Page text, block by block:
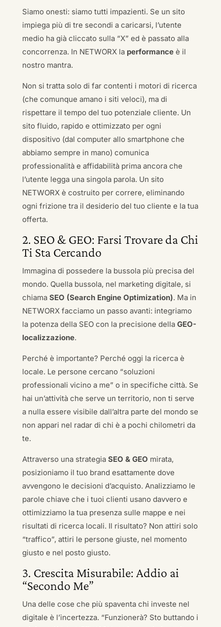
Siamo onesti: siamo tutti impazienti. Se un sito
impiega più di tre secondi a caricarsi, l’utente
medio ha già cliccato sulla “X” ed è passato alla
concorrenza. In NETWORX la performanceè il
nostro mantra.
Non si tratta solo di far contenti i motori di ricerca
(che comunque amano i siti veloci), ma di
rispettare il tempo del tuo potenziale cliente. Un
sito fluido, rapido e ottimizzato per ogni
dispositivo (dal computer allo smartphone che
abbiamo sempre in mano) comunica
professionalità e affidabilità prima ancora che
l’utente legga una singola parola. Un sito
NETWORX è costruito per correre, eliminando
ogni frizione tra il desiderio del tuo cliente e la tua
offerta.
2. SEO & GEO: Farsi Trovare da Chi
Ti Sta Cercando
Immagina di possedere la bussola più precisa del
mondo. Quella bussola, nel marketing digitale, si
chiama SEO (Search Engine Optimization). Ma in
NETWORX facciamo un passo avanti: integriamo
la potenza della SEO con la precisione della GEO-
localizzazione.
Perché è importante? Perché oggi la ricerca è
locale. Le persone cercano “soluzioni
professionali vicino a me” o in specifiche città. Se
hai un’attività che serve un territorio, non ti serve
a nulla essere visibile dall’altra parte del mondo se
non appari nel radar di chi è a pochi chilometri da
te.
Attraverso una strategia SEO & GEO mirata,
posizioniamo il tuo brand esattamente dove
avvengono le decisioni d’acquisto. Analizziamo le
parole chiave che i tuoi clienti usano davvero e
ottimizziamo la tua presenza sulle mappe e nei
risultati di ricerca locali. Il risultato? Non attiri solo
“traffico”, attiri le persone giuste, nel momento
giusto e nel posto giusto.
3. Crescita Misurabile: Addio ai
“Secondo Me”
Una delle cose che più spaventa chi investe nel
digitale è l’incertezza. “Funzionerà? Sto buttando i